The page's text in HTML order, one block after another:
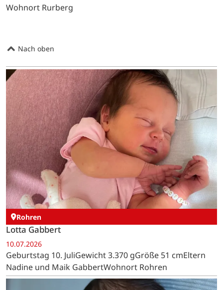
Wohnort Rurberg
Nach oben
Rohren
Lotta Gabbert
10.07.2026
Geburtstag 10. JuliGewicht 3.370 gGröße 51 cmEltern
Nadine und Maik GabbertWohnort Rohren